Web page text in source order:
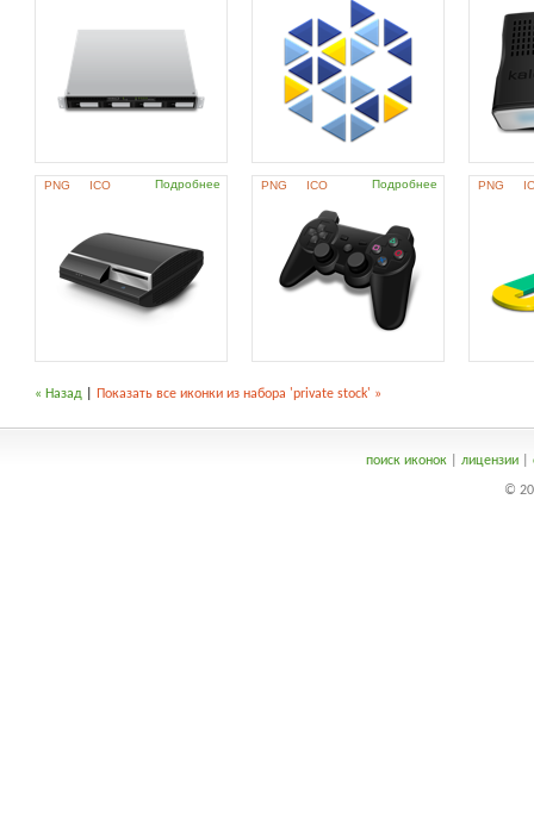
PNG ICO Подробнее PNG ICO Подробнее PNG
« Назад Показать все иконки из набора 'private stock' »
поиск иконок| лицензии|
©